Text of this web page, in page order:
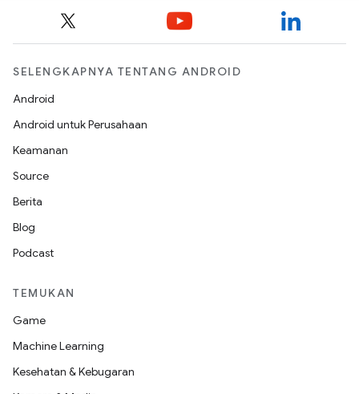
SELENGKAPNYA TENTANG ANDROID
Android
Android untuk Perusahaan
Keamanan
Source
Berita
Blog
Podcast
TEMUKAN
Game
Machine Learning
Kesehatan & Kebugaran